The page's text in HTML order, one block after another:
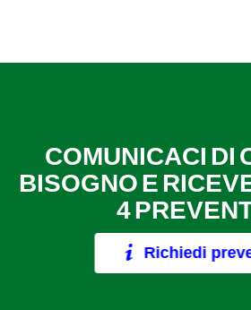
COMUNICACI DI
BISOGNO E
4
Richiedi